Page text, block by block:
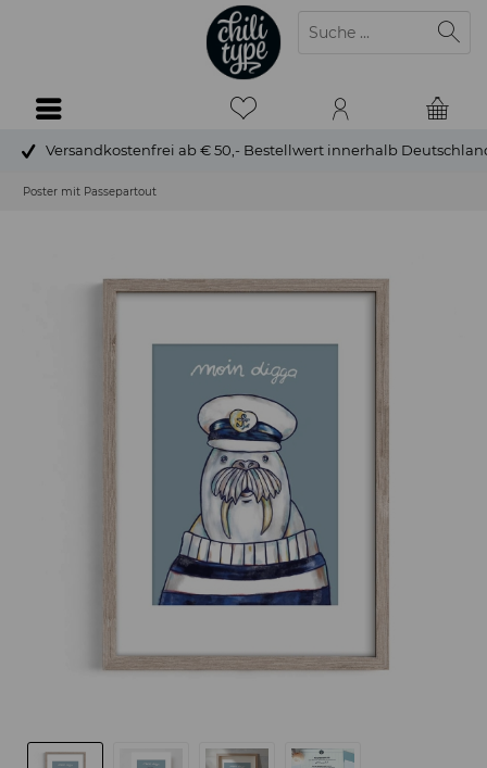
Versandkostenfrei ab € 50,- Bestellwert innerhalb
Poster mit Passepartout